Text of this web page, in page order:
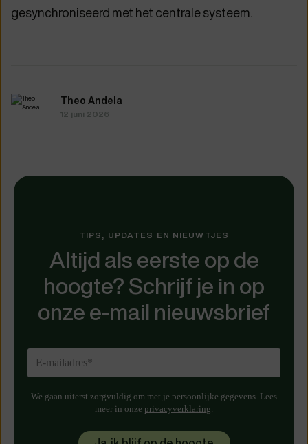
gesynchroniseerd met het centrale systeem.
Theo Andela
12 juni 2026
TIPS, UPDATES EN NIEUWTJES
Altijd als eerste op de
hoogte? Schrijf je in op
onze e-mail nieuwsbrief
We gaan uiterst zorgvuldig om met je persoonlijke gegevens. Lees
meer in onze privacyverklaring.